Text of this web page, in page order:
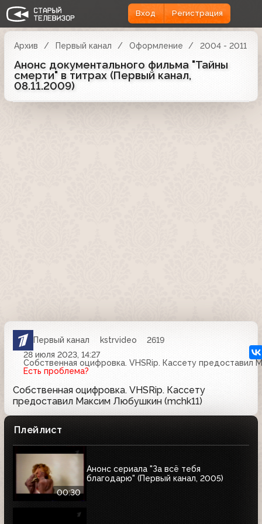
Вход Регистрация
Архив Первый канал Оформление 2004 - 2011
Анонс документального фильма "Тайны
смерти" в титрах (Первый канал,
08.11.2009)
Первый канал kstrvideo
2619
28 июля 2023, 14:27
Собственная оцифровка. VHSRip. Кассету предоставил
Есть проблема?
Собственная оцифровка. VHSRip. Кассету
предоставил Максим Любушкин (mchk11)
Плейлист
00:30
Анонс сериала "За всё тебя
благодарю" (Первый канал, 2005)